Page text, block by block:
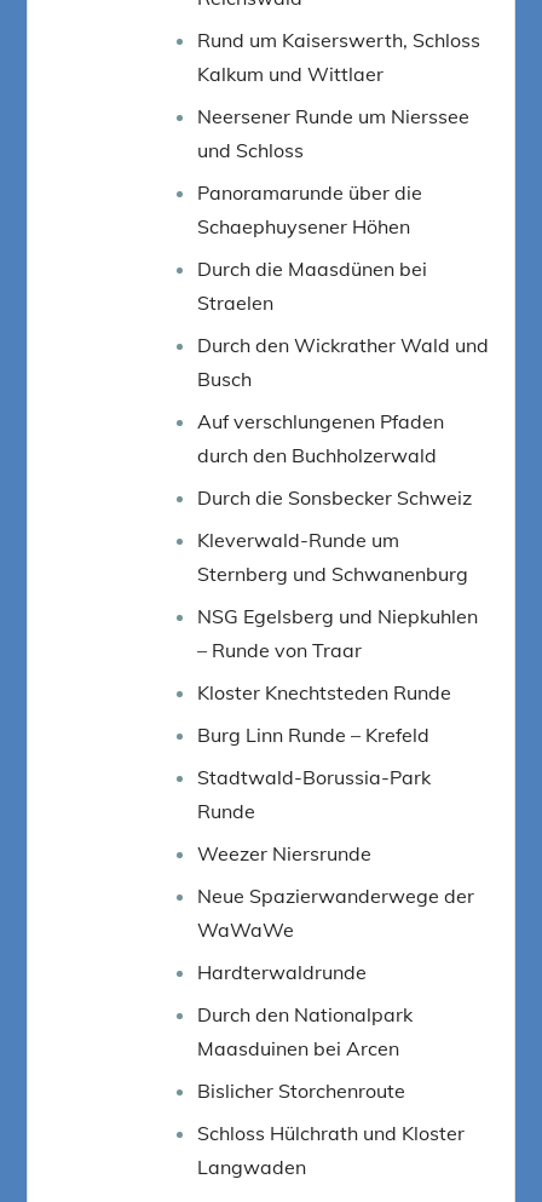
Rund um Kaiserswerth, Schloss
Kalkum und Wittlaer
Neersener Runde um Nierssee
und Schloss
Panoramarunde über die
Schaephuysener Höhen
Durch die Maasdünen bei
Straelen
Durch den Wickrather Wald und
Busch
Auf verschlungenen Pfaden
durch den Buchholzerwald
Durch die Sonsbecker Schweiz
Kleverwald-Runde um
Sternberg und Schwanenburg
NSG Egelsberg und Niepkuhlen
– Runde von Traar
Kloster Knechtsteden Runde
Burg Linn Runde – Krefeld
Stadtwald-Borussia-Park
Runde
Weezer Niersrunde
Neue Spazierwanderwege der
WaWaWe
Hardterwaldrunde
Durch den Nationalpark
Maasduinen bei Arcen
Bislicher Storchenroute
Schloss Hülchrath und Kloster
Langwaden